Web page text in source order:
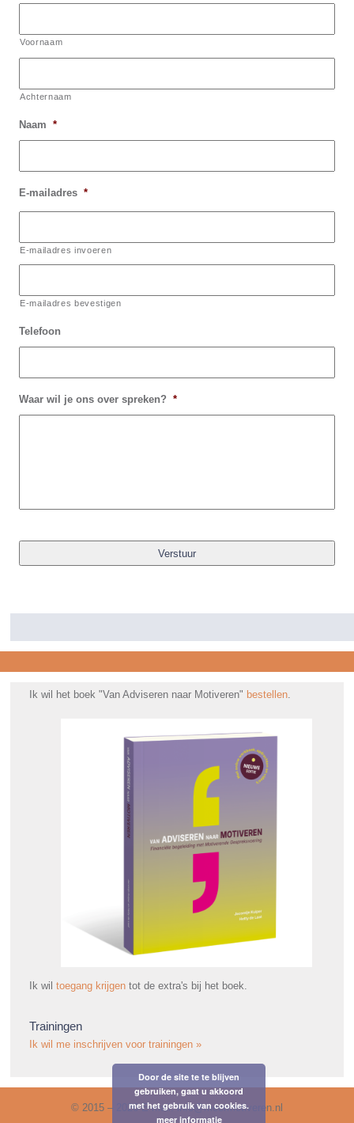
Voornaam
Achternaam
Naam *
E-mailadres *
E-mailadres invoeren
E-mailadres bevestigen
Telefoon
Waar wil je ons over spreken? *
Ik wil het boek "Van Adviseren naar Motiveren" bestellen
Ik wil toegang krijgen tot de extra's bij het boek.
Trainingen
Ik wil me inschrijven voor trainingen »
© 2015 – 2026 E-mail: info@meermotiveren.nl
Door de site te te blijven
gebruiken, gaat u akkoord
met het gebruik van cookies.
meer informatie